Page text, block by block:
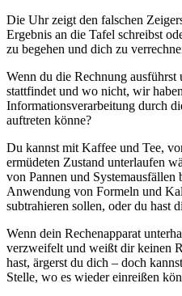
Die Uhr zeigt den falschen
Ergebnis an die Tafel schreibst
zu begehen und dich zu
Wenn du die Rechnung
stattfindet und wo nicht, wir
Informationsverarbeitung durch
auftreten könne?
Du kannst mit Kaffee und Tee,
ermüdeten Zustand unterlaufen
von Pannen und
Anwendung von Formeln und
subtrahieren sollen, oder du hast
Wenn dein Rechenapparat
verzweifelt und weißt dir keinen
hast, ärgerst du dich – doch
Stelle, wo es wieder einreißen